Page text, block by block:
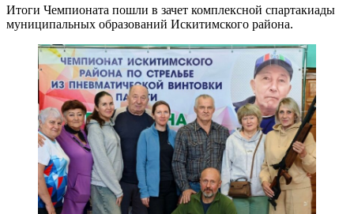
Итоги Чемпионата пошли в зачет комплексной спартакиады
муниципальных образований Искитимского района.